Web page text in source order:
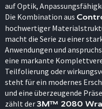
auf Optik,
Die Kombination aus
hochwertiger
macht die Serie zu einer
Anwendungen und
eine markante
Teilfolierung oder
steht für ein modernes
und eine überzeugende
zählt der3M™ 2080